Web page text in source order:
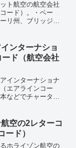
ト航空の航空会社
ード）。・ベー
リ州、ブリッジト
co...
ンターナショ
ド（航空会社
インターナショナ
エアラインコー
などでチャーター
）：OY・3レター
空の2レターコ
ード）
ホライゾン航空の